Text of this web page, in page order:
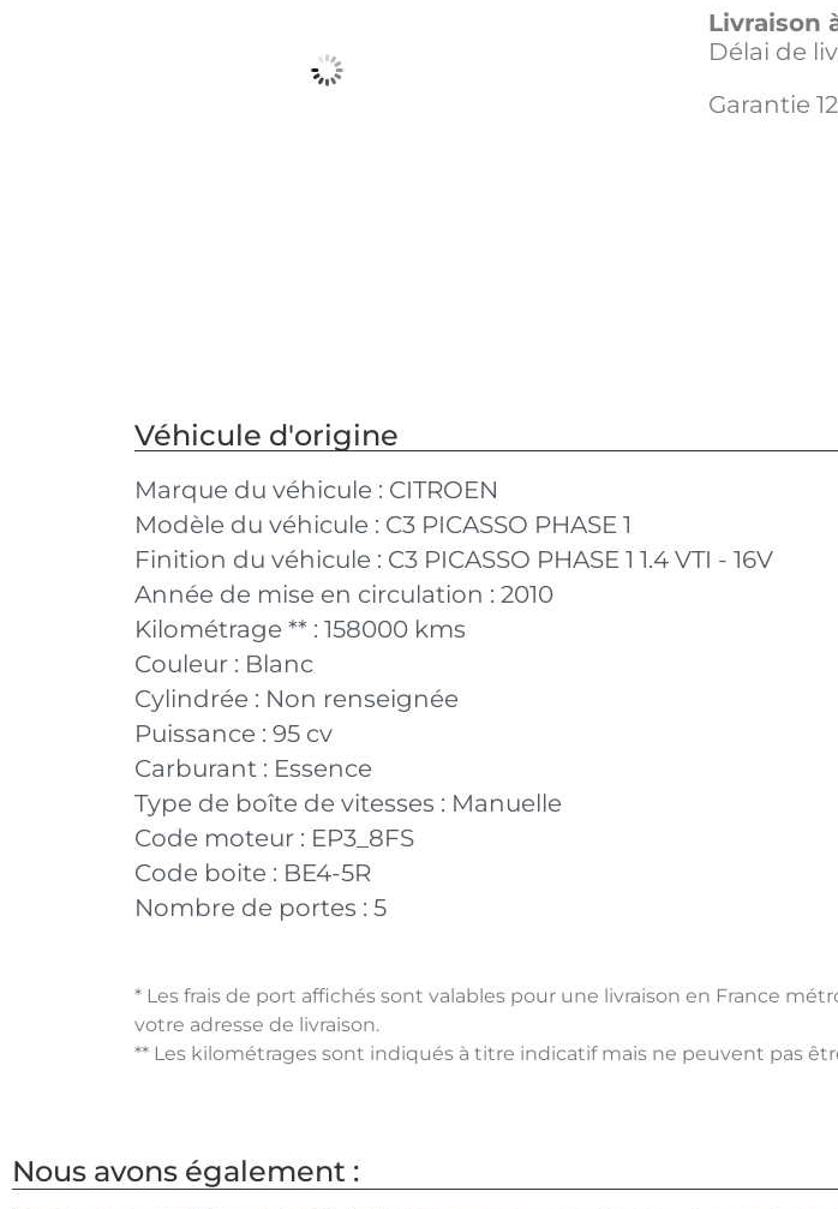
Livraison
Délai de
Garantie
Véhicule d'origine
Marque du véhicule : CITROEN
Modèle du véhicule : C3 PICASSO PHASE 1
Finition du véhicule : C3 PICASSO PHASE 1 1.4 VTI - 16V
Année de mise en circulation : 2010
Kilométrage ** : 158000 kms
Couleur : Blanc
Cylindrée : Non renseignée
Puissance : 95 cv
Carburant : Essence
Type de boîte de vitesses : Manuelle
Code moteur : EP3_8FS
Code boite : BE4-5R
Nombre de portes : 5
* Les frais de port affichés sont valables pour une livraison en France
votre adresse de livraison.
** Les kilométrages sont indiqués à titre indicatif mais ne peuvent pas
Nous avons également :